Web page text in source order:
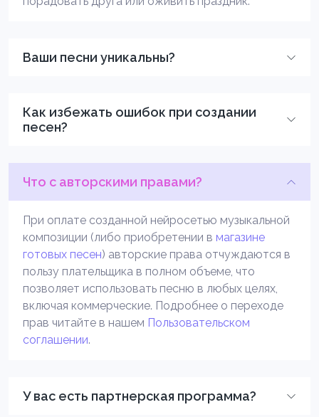
Ваши песни уникальны?
Как избежать ошибок при создании
песен?
Что с авторскими правами?
При оплате созданной нейросетью музыкальной
композиции (либо приобретении в магазине
готовых песен) авторские права отчуждаются в
пользу плательщика в полном объеме, что
позволяет использовать песню в любых целях,
включая коммерческие. Подробнее о переходе
прав читайте в нашем Пользовательском
соглашении.
У вас есть партнерская программа?